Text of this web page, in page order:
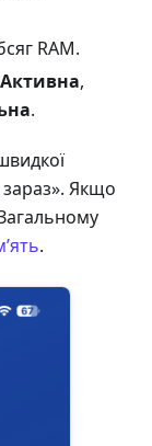
RAM.
Активна,
.
зараз». Якщо
.